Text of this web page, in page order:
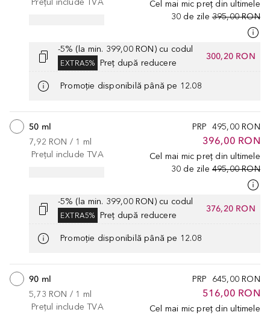
Cel mai mic preț din ultimele
30 de zile 395,00 RON
Prețul include TVA
-5% (la min. 399,00 RON) cu codul
EXTRA5% Preț după reducere
300,20 RON
Promoție disponibilă până pe 12.08
PRP 495,00 RON
396,00 RON
Cel mai mic preț din ultimele
30 de zile 495,00 RON
50 ml
7,92 RON / 1 ml
Prețul include TVA
-5% (la min. 399,00 RON) cu codul
EXTRA5% Preț după reducere
376,20 RON
Promoție disponibilă până pe 12.08
PRP 645,00 RON
516,00 RON
Cel mai mic preț din ultimele
90 ml
5,73 RON / 1 ml
Prețul include TVA